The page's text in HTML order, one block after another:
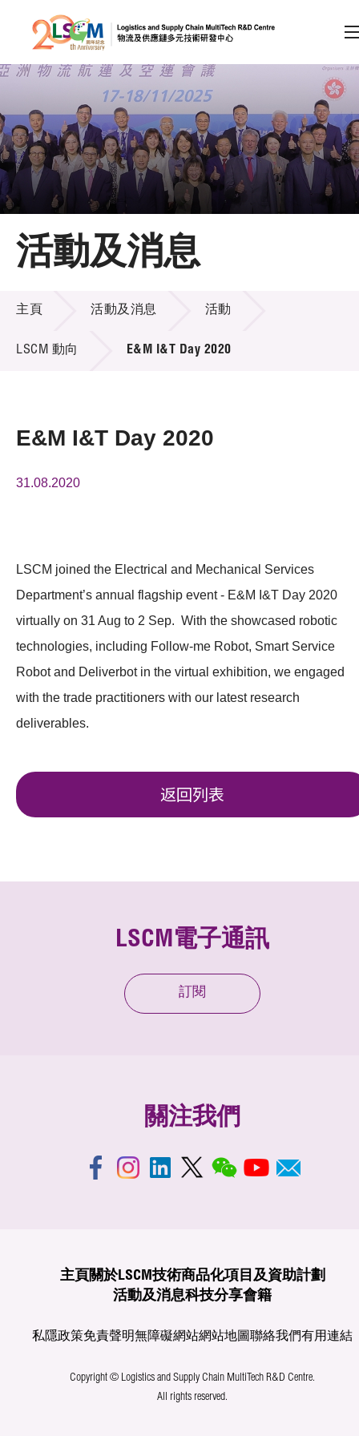
跳到內容（按回車鍵）
會員登入
A A EN 繁 简
主頁
關於LSCM
技術商品化
項目及資助計劃
活動及消息
科技分享
活動及消息
活動及消息
主頁 活動及消息 活動
LSCM 動向 E&M I&T Day 2020
E&M I&T Day 2020
31.08.2020
LSCM joined the Electrical and Mechanical Services
Department’s annual flagship event - E&M I&T Day 2020
virtually on 31 Aug to 2 Sep. With the showcased robotic
technologies, including Follow-me Robot, Smart Service
Robot and Deliverbot in the virtual exhibition, we engaged
with the trade practitioners with our latest research
deliverables.
返回列表
LSCM電子通訊
訂閱
關注我們
主頁 關於LSCM技術商品化項目及資助計劃
活動及消息科技分享會籍
私隱政策免責聲明無障礙網站網站地圖聯絡我們有用連結
Copyright © Logistics and Supply Chain MultiTech R&D Centre.
All rights reserved.